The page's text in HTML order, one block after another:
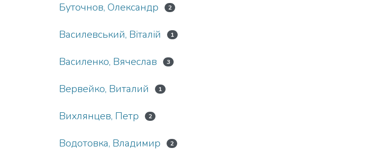
Буточнов, Олександр 2
Василевський, Віталій 1
Василенко, Вячеслав 3
Вервейко, Виталий 1
Вихлянцев, Петр 2
Водотовка, Владимир 2